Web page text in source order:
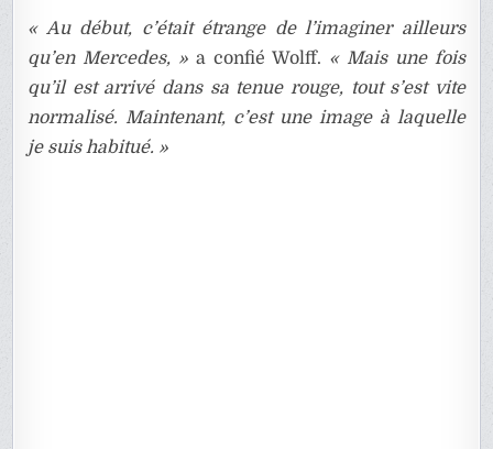
« Au début, c’était étrange de l’imaginer ailleurs
qu’en Mercedes, »a confié Wolff. « Mais une fois
qu’il est arrivé dans sa tenue rouge, tout s’est vite
normalisé. Maintenant, c’est une image à laquelle
je suis habitué. »